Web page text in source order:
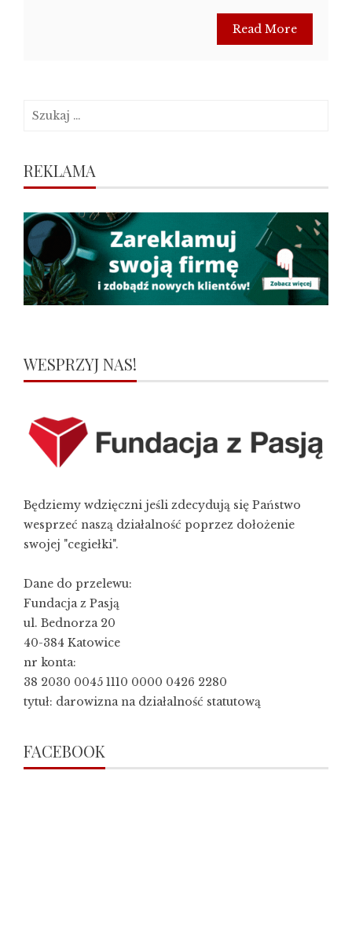
Read More
Szukaj:
REKLAMA
WESPRZYJ NAS!
Będziemy wdzięczni jeśli zdecydują się Państwo
wesprzeć naszą działalność poprzez dołożenie
swojej "cegiełki".
Dane do przelewu:
Fundacja z Pasją
ul. Bednorza 20
40-384 Katowice
nr konta:
38 2030 0045 1110 0000 0426 2280
tytuł: darowizna na działalność statutową
FACEBOOK